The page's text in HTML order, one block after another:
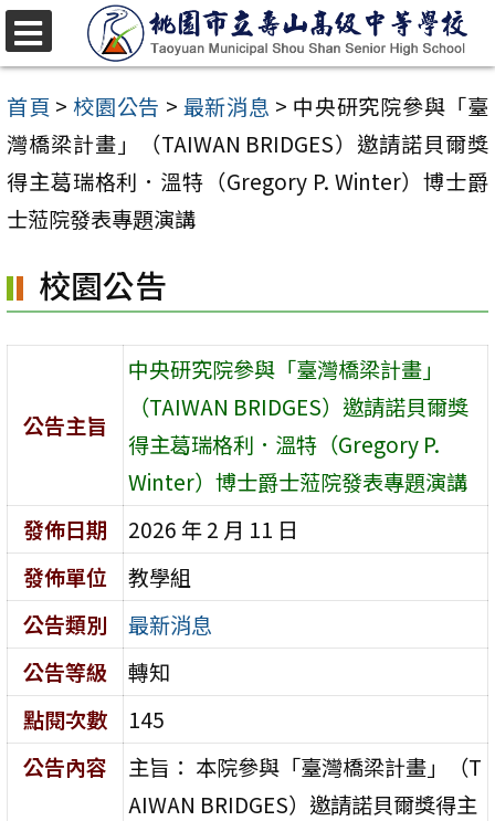
跳
至
主
要
內
容
首頁 > 校園公告 > 最新消息 > 中央研究院參與「臺
灣橋梁計畫」（TAIWAN BRIDGES）邀請諾貝爾獎
得主葛瑞格利．溫特（Gregory P. Winter）博士爵
士蒞院發表專題演講
校園公告
公告主旨
中央研究院參與「臺灣橋梁計畫」
（TAIWAN BRIDGES）邀請諾貝爾獎
得主葛瑞格利．溫特（Gregory P.
Winter）博士爵士蒞院發表專題演講
發佈日期
2026 年 2 月 11 日
發佈單位
教學組
公告類別
最新消息
公告等級
轉知
點閱次數
145
公告內容
主旨： 本院參與「臺灣橋梁計畫」（T
AIWAN BRIDGES）邀請諾貝爾獎得主
選
單